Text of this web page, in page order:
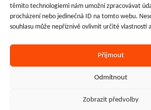
těmito technologiemi nám umožní zpracovávat
procházení nebo jedinečná ID na tomto webu.
souhlasu může nepříznivě ovlivnit určité vlastnosti
Přijmout
Odmítnout
Zobrazit předvolby
Facebook
Instagram
LinkedIn
2024–2026 © Sprinx Systems,